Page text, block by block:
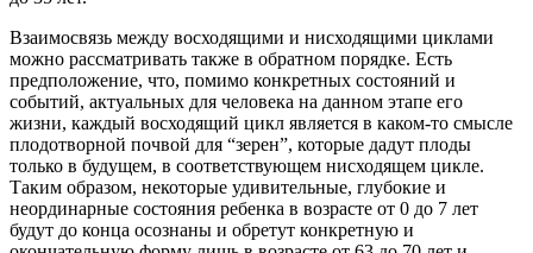
Взаимосвязь между восходящими и нисходящими циклами
можно рассматривать также в обратном порядке. Есть
предположение, что, помимо конкретных состояний и
событий, актуальных для человека на данном этапе его
жизни, каждый восходящий цикл является в каком-то смысле
плодотворной почвой для “зерен”, которые дадут плоды
только в будущем, в соответствующем нисходящем цикле.
Таким образом, некоторые удивительные, глубокие и
неординарные состояния ребенка в возрасте от 0 до 7 лет
будут до конца осознаны и обретут конкретную и